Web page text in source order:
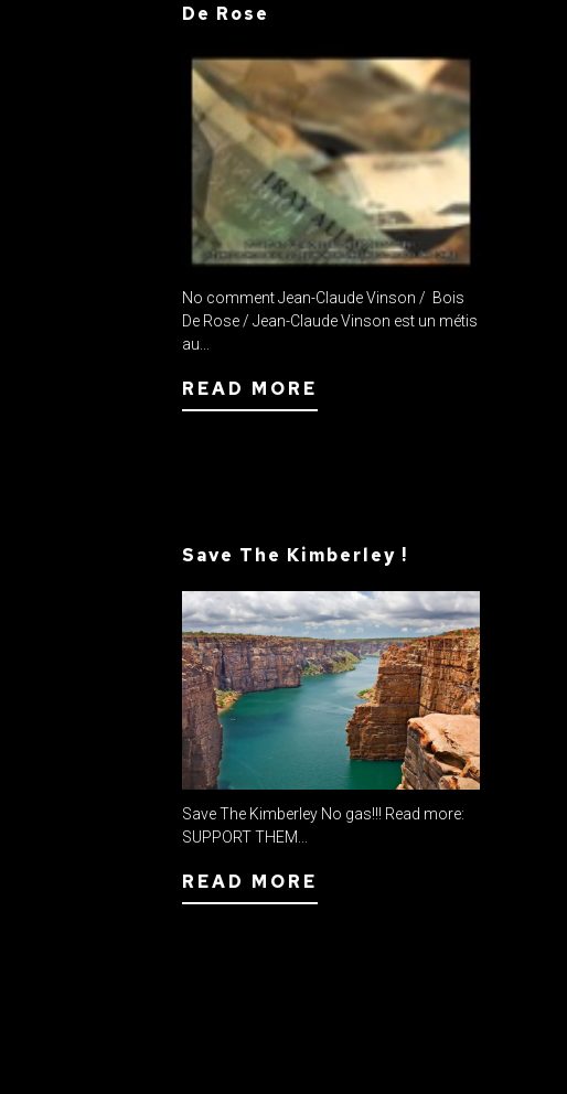
De Rose
No comment Jean-Claude Vinson / Bois
De Rose / Jean-Claude Vinson est un métis
au...
READ MORE
Save The Kimberley !
Save The Kimberley No gas!!! Read more:
SUPPORT THEM...
READ MORE